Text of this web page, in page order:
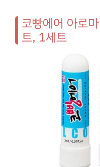
코빵에어 아로
트, 1세트